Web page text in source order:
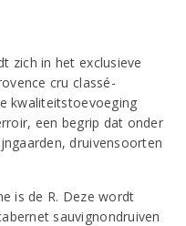
zich in het exclusieve
cru classé-
kwaliteitstoevoeging
een begrip dat onder
druivensoorten
is de R. Deze wordt
sauvignondruiven